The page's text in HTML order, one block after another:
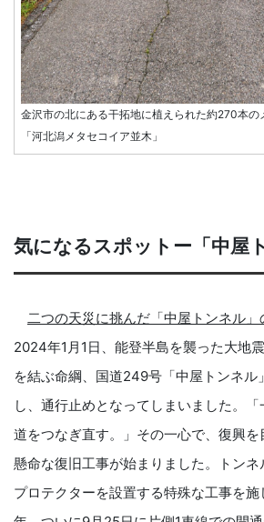
金沢市の北にある干拓地に植えられた約270本の
「河北潟メタセコイア並木」
気になるスポットー「中屋
二つの天災に挑んだ「中屋トンネル」
2024年1月1日、能登半島を襲った大地
を結ぶ命綱、国道249号「中屋トンネル
し、通行止めとなってしまいました。
道をつなぎ直す。」その一心で、復興
懸命な復旧工事が始まりました。トン
プロテクターを設置する特殊な工事を